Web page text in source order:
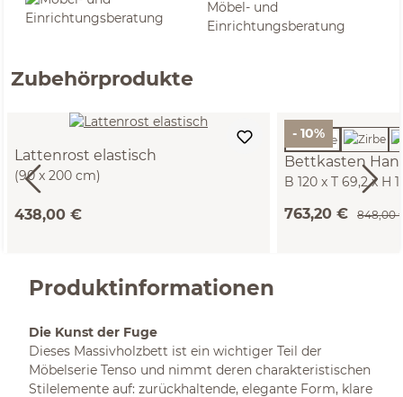
Möbel- und
Einrichtungsberatung
Zubehörprodukte
Lattenrost elastisch
(90 x 200 cm)
438,00 €
- 10%
Bettkasten
B 120 x T 69,2 x H
763,20 € 848,00
Produktinformationen
Die Kunst der Fuge
Dieses Massivholzbett ist ein wichtiger Teil der
Möbelserie Tenso und nimmt deren charakteristischen
Stilelemente auf: zurückhaltende, elegante Form, klare